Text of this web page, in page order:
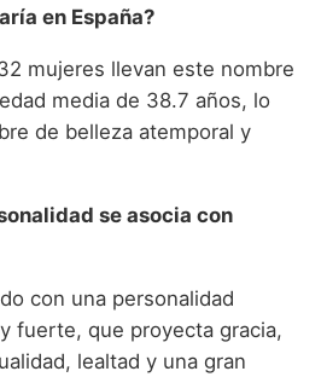
en España?
mujeres llevan este nombre
media de 38.7 años, lo
de belleza atemporal y
se asocia con
con una personalidad
fuerte, que proyecta gracia,
lealtad y una gran